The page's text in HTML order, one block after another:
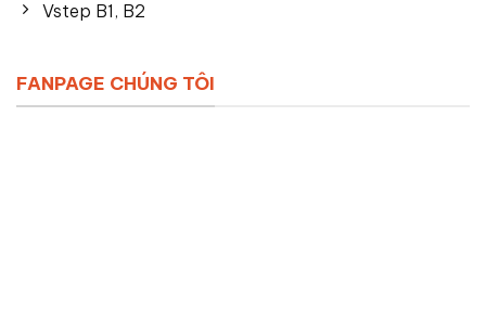
Vstep B1, B2
FANPAGE CHÚNG TÔI